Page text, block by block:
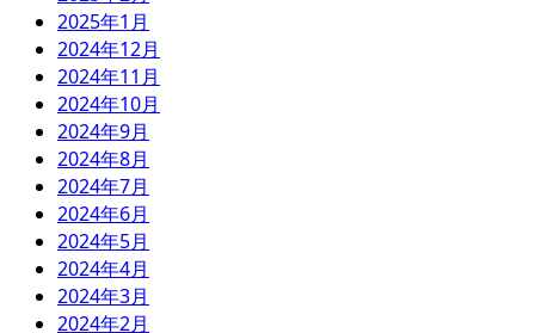
2025年1月
2024年12月
2024年11月
2024年10月
2024年9月
2024年8月
2024年7月
2024年6月
2024年5月
2024年4月
2024年3月
2024年2月